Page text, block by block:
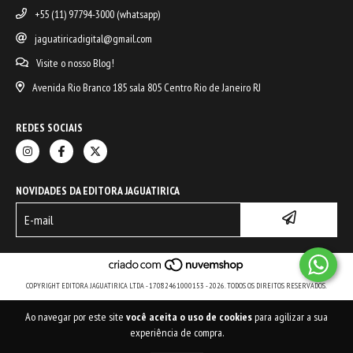
Ao navegar por este site você aceita o uso de cookiespara agilizar a sua
experiência de compra.
+55 (11) 97794-3000 (whatsapp)
jaguatiricadigital@gmail.com
Visite o nosso Blog!
Avenida Rio Branco 185 sala 805 Centro Rio de Janeiro RJ
REDES SOCIAIS
NOVIDADES DA EDITORA JAGUATIRICA
COPYRIGHT EDITORA JAGUATIRICA LTDA - 17082461000153 - 2026. TODOS OS DIREITOS RESERVADOS.